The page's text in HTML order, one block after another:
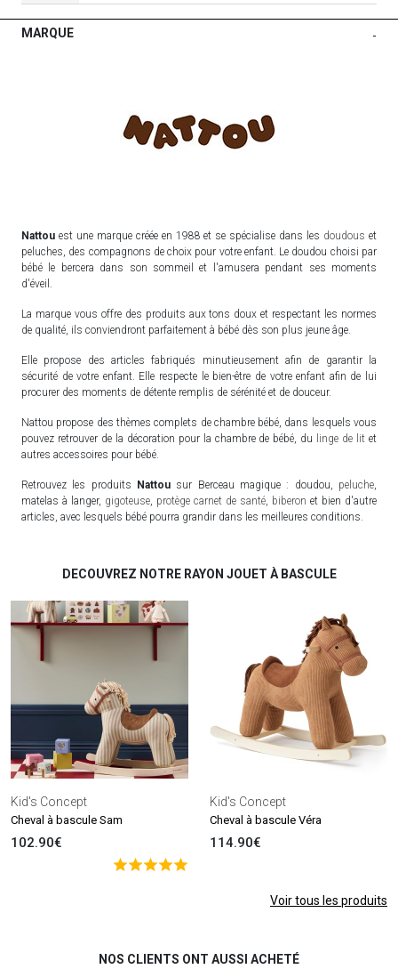
MARQUE -
Nattou est une marque créée en 1988 et se spécialise dans les doudous et
peluches, des compagnons de choix pour votre enfant. Le doudou choisi par
bébé le bercera dans son sommeil et l'amusera pendant ses moments
d'éveil.
La marque vous offre des produits aux tons doux et respectant les normes
de qualité, ils conviendront parfaitement à bébé dès son plus jeune âge.
Elle propose des articles fabriqués minutieusement afin de garantir la
sécurité de votre enfant. Elle respecte le bien-être de votre enfant afin de lui
procurer des moments de détente remplis de sérénité et de douceur.
Nattou propose des thèmes complets de chambre bébé, dans lesquels vous
pouvez retrouver de la décoration pour la chambre de bébé, du
linge de lit et
autres accessoires pour bébé.
Retrouvez les produits Nattou sur Berceau magique : doudou, peluche,
matelas à langer, gigoteuse, protège carnet de santé, biberon et bien d'autre
articles, avec lesquels bébé pourra grandir dans les meilleures conditions.
DECOUVREZ NOTRE RAYON JOUET À BASCULE
Kid's Concept
Cheval à bascule Sam
102.90€
Kid's Concept
Cheval à bascule Véra
114.90€
Voir tous les produits
NOS CLIENTS ONT AUSSI ACHETÉ